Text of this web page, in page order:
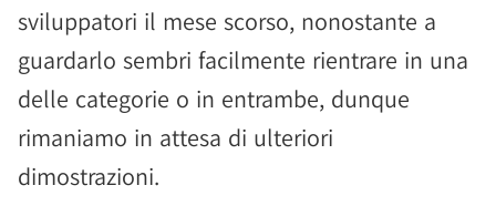
sviluppatori il mese scorso, nonostante a
guardarlo sembri facilmente rientrare in una
delle categorie o in entrambe, dunque
rimaniamo in attesa di ulteriori
dimostrazioni.